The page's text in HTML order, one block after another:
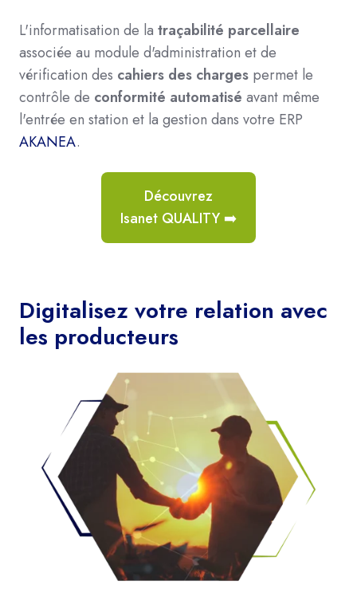
L'informatisation de la traçabilité parcellaire
associée au module d'administration et de
vérification des cahiers des charges permet le
contrôle de conformité automatisé avant même
l'entrée en station et la gestion dans votre ERP
AKANEA.
Découvrez
Isanet QUALITY ➡️
Digitalisez votre relation avec
les producteurs